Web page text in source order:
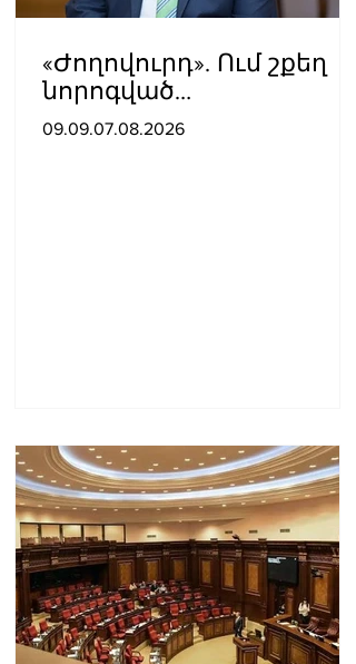
«Ժողովուրդ». Ում շքեղ
նորոգված
աշխատասենյակն է
09.09.07.08.2026